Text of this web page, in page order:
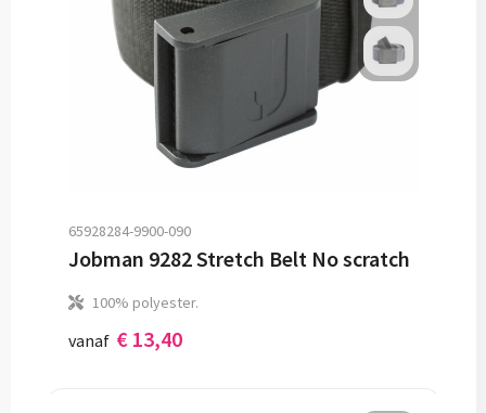
65928284-9900-090
Jobman 9282 Stretch Belt No scratch
100% polyester.
vanaf € 13,40